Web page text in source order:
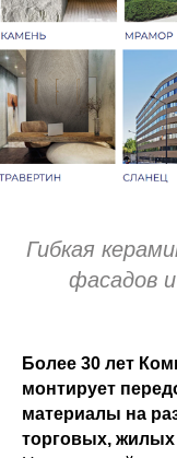
Гибкая
фасадов
Более 30 лет
монтирует
материалы на
торговых,